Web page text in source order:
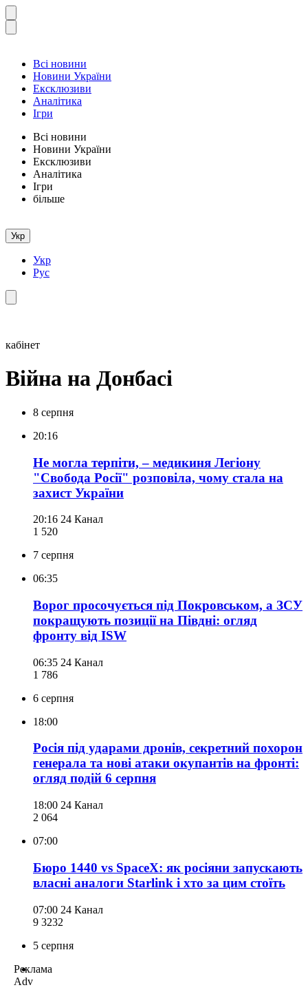
Всі новини
Новини України
Ексклюзиви
Аналітика
Ігри
Всі новини
Новини України
Ексклюзиви
Аналітика
Ігри
більше
Укр
Укр
Рус
кабінет
Війна на Донбасі
8 серпня
20:16
Не могла терпіти, – медикиня Легіону
"Свобода Росії" розповіла, чому стала на
захист України
20:16 24 Канал
1 520
7 серпня
06:35
Ворог просочується під Покровськом, а ЗСУ
покращують позиції на Півдні: огляд
фронту від ISW
06:35 24 Канал
1 786
6 серпня
18:00
Росія під ударами дронів, секретний похорон
генерала та нові атаки окупантів на фронті:
огляд подій 6 серпня
18:00 24 Канал
2 064
07:00
Бюро 1440 vs SpaceX: як росіяни запускають
власні аналоги Starlink і хто за цим стоїть
07:00 24 Канал
9 3232
5 серпня
Реклама
Adv